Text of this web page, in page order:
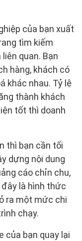
của bạn xuất
tìm kiếm
quan. Bạn
hàng, khách có
khác nhau. Tỷ lệ
thành khách
tốt thì doanh
thì bạn cần tối
dựng nội dung
cáo chỉn chu,
là hình thức
ra một mức chi
chạy.
của bạn quay lại